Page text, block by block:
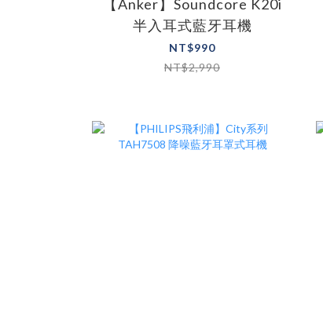
【Anker】Soundcore K20i
半入耳式藍牙耳機
NT$990
NT$2,990